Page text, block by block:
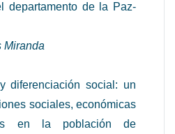
departamento de la Paz-
Miranda
diferenciación social: un
sociales, económicas
en la población de